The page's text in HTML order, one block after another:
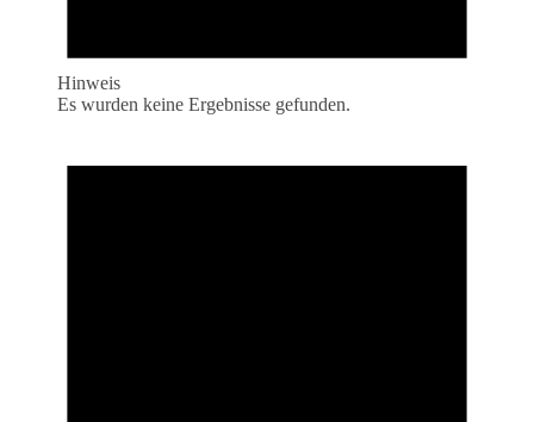
Hinweis
Es wurden keine Ergebnisse gefunden.